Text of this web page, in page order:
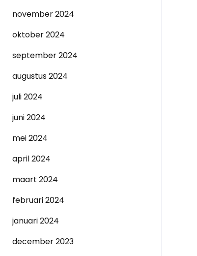
november 2024
oktober 2024
september 2024
augustus 2024
juli 2024
juni 2024
mei 2024
april 2024
maart 2024
februari 2024
januari 2024
december 2023